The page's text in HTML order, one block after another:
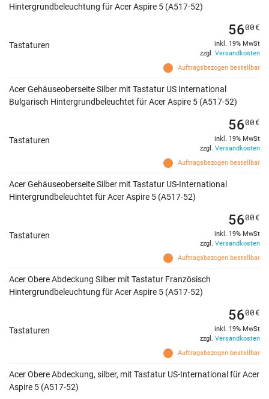
Hintergrundbeleuchtung für Acer Aspire 5 (A517-52)
Tastaturen
Auftragsbezogen bestellbar
5600€
inkl. 19% MwSt
zzgl. Versandkosten
Acer Gehäuseoberseite Silber mit Tastatur US International
Bulgarisch Hintergrundbeleuchtet für Acer Aspire 5 (A517-52)
Tastaturen
Auftragsbezogen bestellbar
5600€
inkl. 19% MwSt
zzgl. Versandkosten
Acer Gehäuseoberseite Silber mit Tastatur US-International
Hintergrundbeleuchtet für Acer Aspire 5 (A517-52)
Tastaturen
Auftragsbezogen bestellbar
5600€
inkl. 19% MwSt
zzgl. Versandkosten
Acer Obere Abdeckung Silber mit Tastatur Französisch
Hintergrundbeleuchtung für Acer Aspire 5 (A517-52)
Tastaturen
Auftragsbezogen bestellbar
5600€
inkl. 19% MwSt
zzgl. Versandkosten
Acer Obere Abdeckung, silber, mit Tastatur US-International für Acer
Aspire 5 (A517-52)